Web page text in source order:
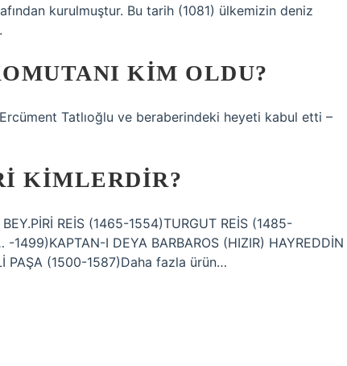
kurulmuştur. Bu tarih (1081) ülkemizin deniz
KIM OLDU?
Tatlıoğlu ve beraberindeki heyeti kabul etti –
KIMLERDIR?
REİS (1465-1554)TURGUT REİS (1485-
1499)KAPTAN-I DEYA BARBAROS (HIZIR) HAYREDDİN
PAŞA (1500-1587)Daha fazla ürün…